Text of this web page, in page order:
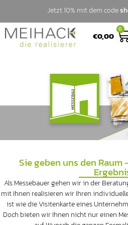
Jetzt 10% mit dem code
€0,00
0
Sie geben uns den Raum
Als Messebauer gehen wir in der
mit Ihnen realisieren wir Ihren
ist wie die Visitenkarte eines
Doch bieten wir Ihnen nicht nur einen